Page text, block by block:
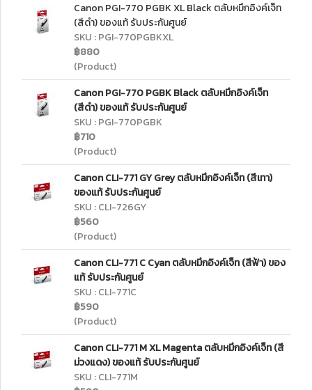
Canon PGI-770 PGBK XL Black ตลับหมึกอิงค์เจ็ท
(สีดำ) ของแท้ รับประกันศูนย์
SKU : PGI-770PGBKXL
฿880
(Product)
Canon PGI-770 PGBK Black ตลับหมึกอิงค์เจ็ท
(สีดำ) ของแท้ รับประกันศูนย์
SKU : PGI-770PGBK
฿710
(Product)
Canon CLI-771 GY Grey ตลับหมึกอิงค์เจ็ท (สีเทา)
ของแท้ รับประกันศูนย์
SKU : CLI-726GY
฿560
(Product)
Canon CLI-771 C Cyan ตลับหมึกอิงค์เจ็ท (สีฟ้า) ของ
แท้ รับประกันศูนย์
SKU : CLI-771C
฿590
(Product)
Canon CLI-771 M XL Magenta ตลับหมึกอิงค์เจ็ท (สี
ม่วงแดง) ของแท้ รับประกันศูนย์
SKU : CLI-771M